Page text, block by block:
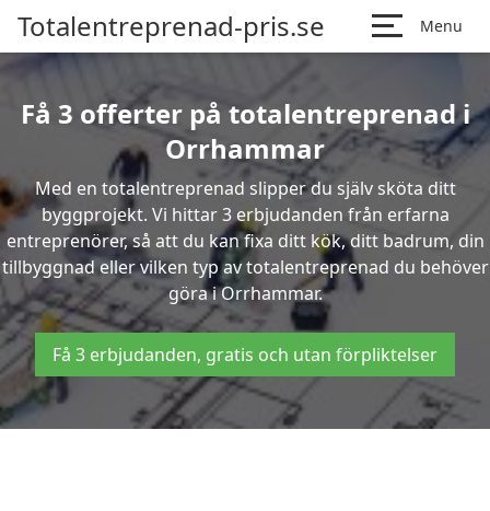
Totalentreprenad-pris.se Menu
Få 3 offerter på totalentreprenad i
Orrhammar
Med en totalentreprenad slipper du själv sköta ditt
byggprojekt. Vi hittar 3 erbjudanden från erfarna
entreprenörer, så att du kan fixa ditt kök, ditt badrum, din
tillbyggnad eller vilken typ av totalentreprenad du behöver
göra i Orrhammar.
Få 3 erbjudanden, gratis och utan förpliktelser